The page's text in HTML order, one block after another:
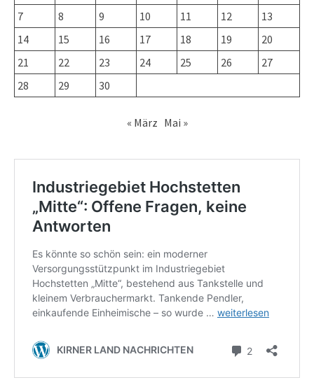
7
8 9 10 11 12
13
14
15 16 17 18 19
20
21
22 23 24 25 26
27
28
29 30
« März Mai »